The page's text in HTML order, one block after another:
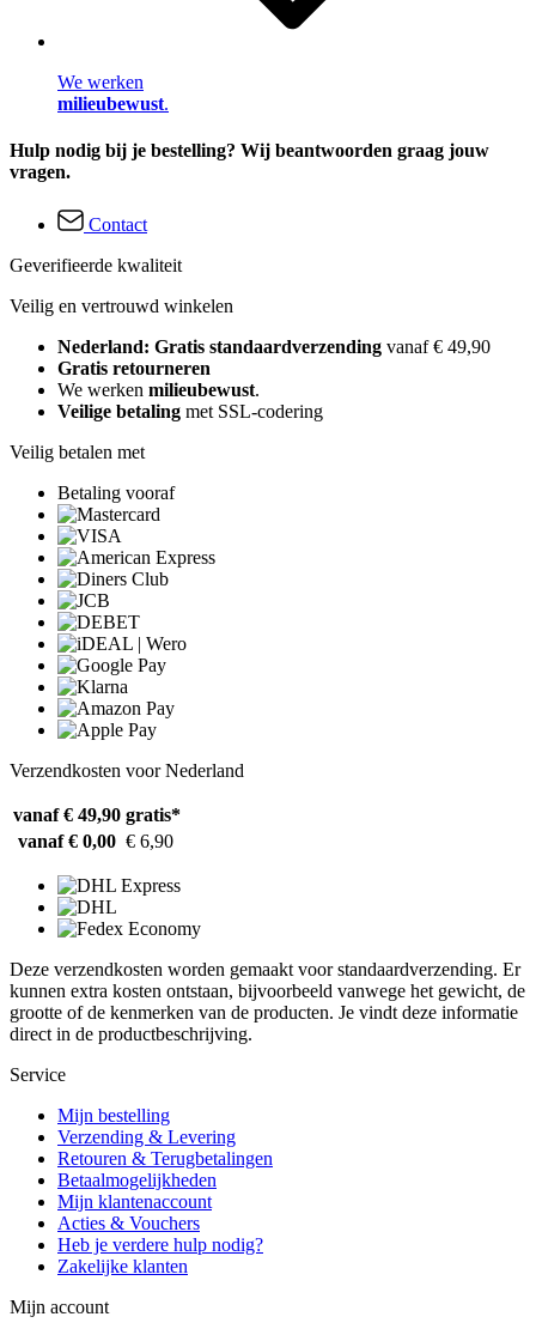
We werken
milieubewust.
Hulp nodig bij je bestelling? Wij beantwoorden graag jouw
vragen.
Contact
Geverifieerde kwaliteit
Veilig en vertrouwd winkelen
Nederland: Gratis standaardverzending vanaf € 49,90
Gratis retourneren
We werken milieubewust.
Veilige betaling met SSL-codering
Veilig betalen met
Betaling vooraf
Verzendkosten voor Nederland
vanaf € 49,90 gratis*
vanaf € 0,00 € 6,90
Deze verzendkosten worden gemaakt voor standaardverzending. Er
kunnen extra kosten ontstaan, bijvoorbeeld vanwege het gewicht, de
grootte of de kenmerken van de producten. Je vindt deze informatie
direct in de productbeschrijving.
Service
Mijn bestelling
Verzending & Levering
Retouren & Terugbetalingen
Betaalmogelijkheden
Mijn klantenaccount
Acties & Vouchers
Heb je verdere hulp nodig?
Zakelijke klanten
Mijn account